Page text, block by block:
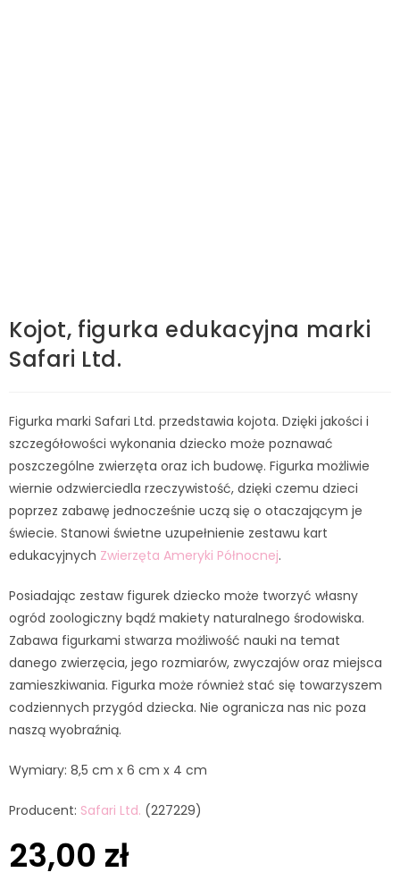
Kojot, figurka edukacyjna marki
Safari Ltd.
Figurka marki Safari Ltd. przedstawia kojota. Dzięki jakości i
szczegółowości wykonania dziecko może poznawać
poszczególne zwierzęta oraz ich budowę. Figurka możliwie
wiernie odzwierciedla rzeczywistość, dzięki czemu dzieci
poprzez zabawę jednocześnie uczą się o otaczającym je
świecie. Stanowi świetne uzupełnienie zestawu kart
edukacyjnych Zwierzęta Ameryki Północnej.
Posiadając zestaw figurek dziecko może tworzyć własny
ogród zoologiczny bądź makiety naturalnego środowiska.
Zabawa figurkami stwarza możliwość nauki na temat
danego zwierzęcia, jego rozmiarów, zwyczajów oraz miejsca
zamieszkiwania. Figurka może również stać się towarzyszem
codziennych przygód dziecka. Nie ogranicza nas nic poza
naszą wyobraźnią.
Wymiary: 8,5 cm x 6 cm x 4 cm
Producent: Safari Ltd. (227229)
23,00 zł